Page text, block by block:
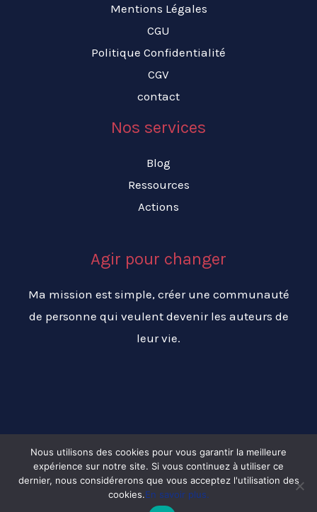
Mentions Légales
CGU
Politique Confidentialité
CGV
contact
Nos services
Blog
Ressources
Actions
Agir pour changer
Ma mission est simple, créer une communauté
de personne qui veulent devenir les auteurs de
leur vie.
Copyright © 2026 Changer ma vie pour réussir ma vie
Nous utilisons des cookies pour vous garantir la meilleure
expérience sur notre site. Si vous continuez à utiliser ce
dernier, nous considérerons que vous acceptez l'utilisation des
cookies.En savoir plus.